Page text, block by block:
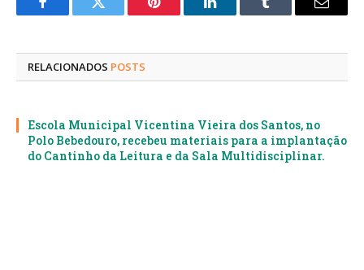
FacebookTwitter Pinterest LinkedInTumblr
E-
RELACIONADOS POSTS
Escola Municipal Vicentina Vieira dos Santos, no
Polo Bebedouro, recebeu materiais para a implantação
do Cantinho da Leitura e da Sala Multidisciplinar.